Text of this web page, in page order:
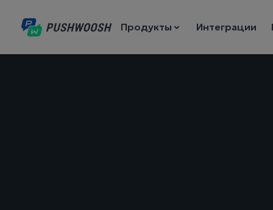
Продукты Интеграции